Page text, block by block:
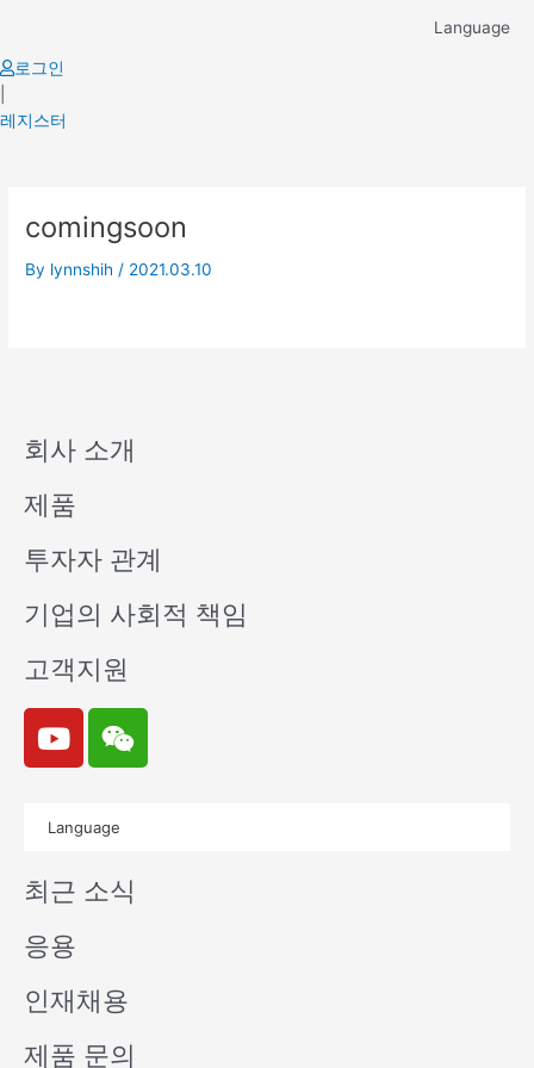
content
Language
로그인
레지스터
comingsoon
By lynnshih / 2021.03.10
회사 소개
제품
투자자 관계
기업의 사회적 책임
고객지원
Y
o
u
e
W
e
i
n
Language
최근 소식
응용
인재채용
제품 문의